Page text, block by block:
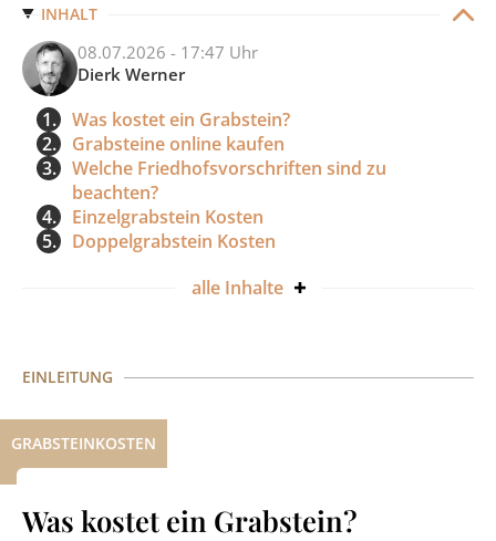
INHALT
08.07.2026 - 17:47 Uhr
Dierk Werner
1.
Was kostet ein Grabstein?
2.
Grabsteine online kaufen
3.
Welche Friedhofsvorschriften sind zu
beachten?
4.
Einzelgrabstein Kosten
5.
Doppelgrabstein Kosten
alle Inhalte
EINLEITUNG
GRABSTEINKOSTEN
Was kostet ein Grabstein?